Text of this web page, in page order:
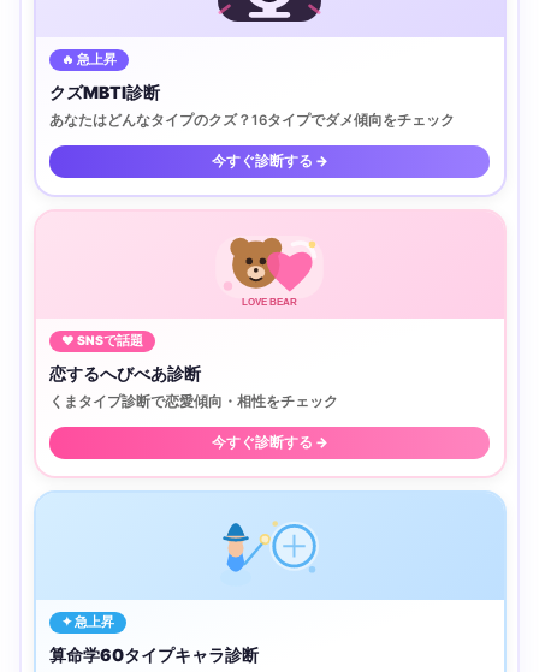
🔥 急上昇
クズMBTI診断
あなたはどんなタイプのクズ？16タイプでダメ傾向をチェック
今すぐ診断する →
LOVE BEAR
♥ SNSで話題
恋するへびべあ診断
くまタイプ診断で恋愛傾向・相性をチェック
今すぐ診断する →
✦ 急上昇
算命学60タイプキャラ診断